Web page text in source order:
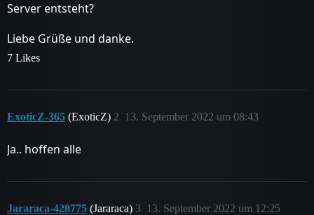
Server entsteht?
Liebe Grüße und danke.
7 Likes
ExoticZ-365 (ExoticZ) 13. September 2022 um 08:43
2
Ja.. hoffen alle
Jararaca-428775 (Jararaca) 13. September 2022 um 12:25
3